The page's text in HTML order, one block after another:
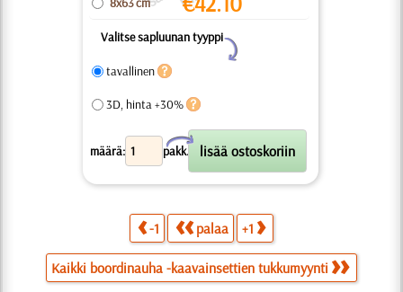
Valitse sapluunan tyyppi
Y
tavallinen
3D, hinta +30%
määrä: pakk.
X
-1 palaa +1
Kaikki boordinauha -kaavainsettien tukkumyynti